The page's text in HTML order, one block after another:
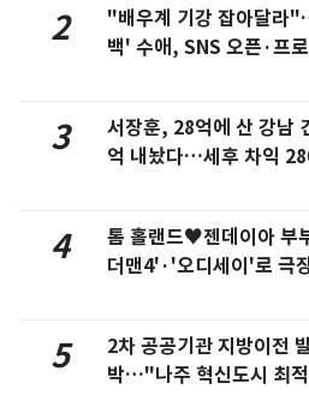
2
"배우계 기강 잡아달라
백' 수애, SNS 오픈·프
3
서장훈, 28억에 산 강남
억 내놨다…세후 차익
4
톰 홀랜드♥젠데이아 부
더맨4'·'오디세이'로 극
5
2차 공공기관 지방이전
박…"나주 혁신도시 최